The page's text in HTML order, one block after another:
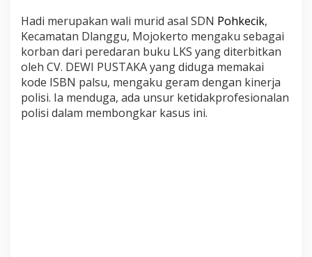
i
t
e
m
p
a
t
,
Hadi merupakan wali murid asal SDN Pohkecik,
Kecamatan Dlanggu, Mojokerto mengaku sebagai
korban dari peredaran buku LKS yang diterbitkan
oleh CV. DEWI PUSTAKA yang diduga memakai
kode ISBN palsu, mengaku geram dengan kinerja
polisi. Ia menduga, ada unsur ketidakprofesionalan
polisi dalam membongkar kasus ini.